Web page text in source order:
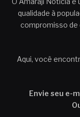
qualidade à
compromisso de
Aqui, você
Envie seu e-